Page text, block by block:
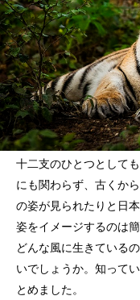
十二支のひとつとして
にも関わらず、古くか
の姿が見られたりと日
姿をイメージするのは
どんな風に生きている
いでしょうか。知って
とめました。